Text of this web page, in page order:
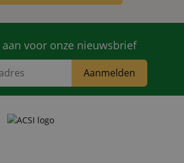
voor onze nieuwsbrief
Aanmelden